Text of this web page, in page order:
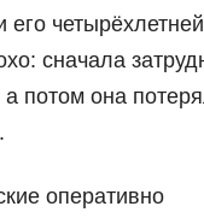
его
сначала
потом она
оперативно